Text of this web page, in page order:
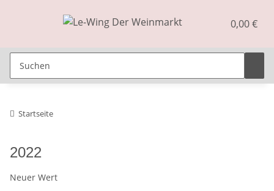
0,00 €
Startseite
2022
Neuer Wert